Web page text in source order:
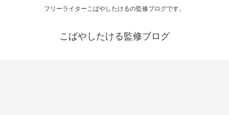
フリーライターこばやしたけるの監修ブログです。
こばやしたける監修ブログ